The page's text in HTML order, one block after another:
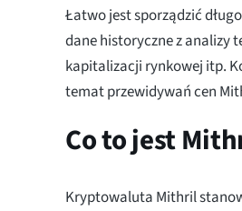
Łatwo jest sporządzić
dane historyczne z analizy
kapitalizacji rynkowej itp.
temat przewidywań cen
Co to jest
Kryptowaluta Mithril